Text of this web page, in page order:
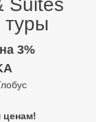
Suites
3%
ценам!